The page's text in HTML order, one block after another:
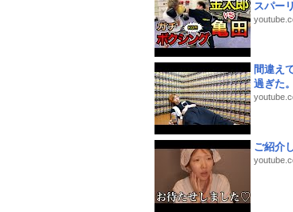
スパー
間違え
過ぎた。
ご紹介